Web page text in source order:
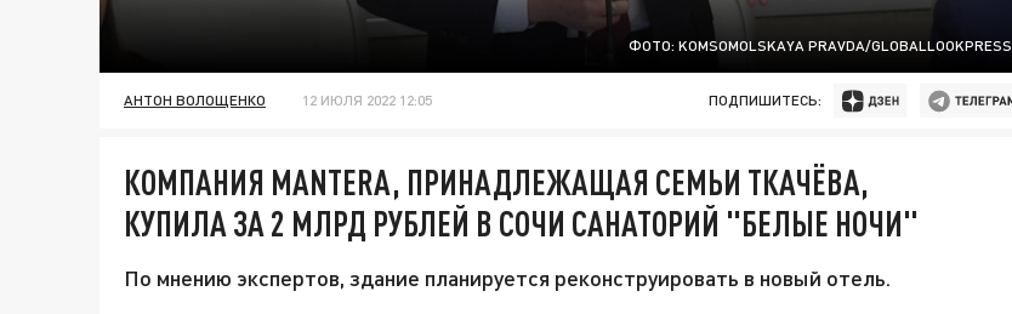
ФОТО: KOMSOMOLSKAYA PRAVDA/GLOBALLOOKPRESS
АНТОН ВОЛОЩЕНКО 12 ИЮЛЯ 2022 12:05 ПОДПИШИТЕСЬ:
КОМПАНИЯ MANTERA, ПРИНАДЛЕЖАЩАЯ СЕМЬИ ТКАЧЁВА,
КУПИЛА ЗА 2 МЛРД РУБЛЕЙ В СОЧИ САНАТОРИЙ "БЕЛЫЕ НОЧИ"
По мнению экспертов, здание планируется реконструировать в новый отель.